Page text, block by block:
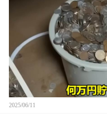
2025/06/11